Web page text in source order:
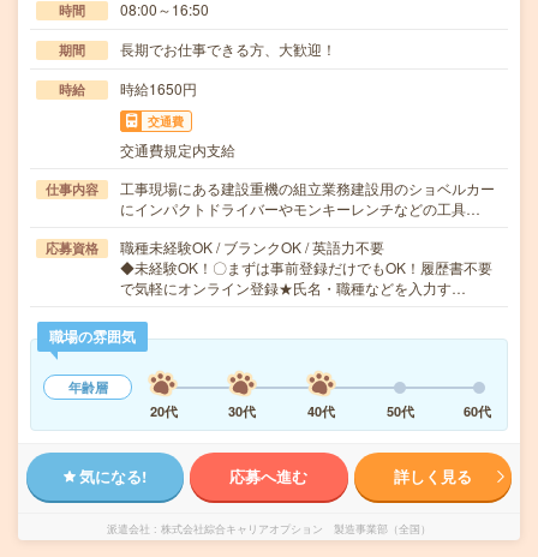
時間 08:00～16:50
期間 長期でお仕事できる方、大歓迎！
時給 時給1650円
交通費
交通費規定内支給
仕事内容
工事現場にある建設重機の組立業務建設用のショベルカー
にインパクトドライバーやモンキーレンチなどの工具…
応募資格
職種未経験OK / ブランクOK / 英語力不要
◆未経験OK！〇まずは事前登録だけでもOK！履歴書不要
で気軽にオンライン登録★氏名・職種などを入力す…
職場の雰囲気
年齢層
20代
30代 40代 50代 60代
気になる! 応募へ進む 詳しく見る
派遣会社 株式会社綜合キャリアオプション 製造事業部（全国）